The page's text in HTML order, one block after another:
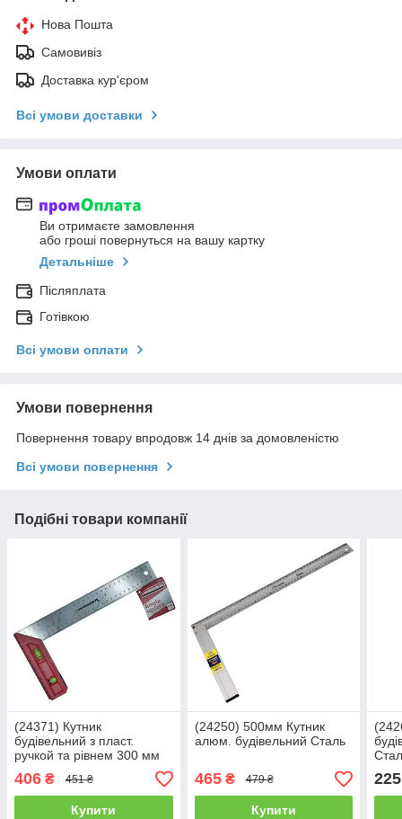
Нова Пошта
Самовивіз
Доставка кур'єром
Всі умови доставки
Умови оплати
Ви отримаєте замовлення
або гроші повернуться на вашу картку
Детальніше
Післяплата
Готівкою
Всі умови оплати
Умови повернення
Повернення товару впродовж 14 днів за домовленістю
Всі умови повернення
Подібні товари компанії
(24371) Кутник
будівельний з пласт.
ручкой та рівнем 300 мм
406 ₴ 451 ₴
Купити
(24250) 500мм Кутник
алюм. будівельний Сталь
465₴ 479 ₴
Купити
225